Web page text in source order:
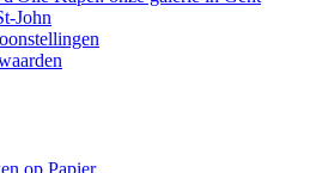
John
op Papier